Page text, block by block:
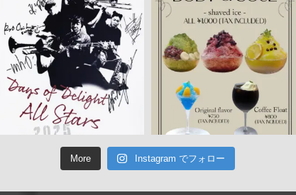
More Instagram でフォロー